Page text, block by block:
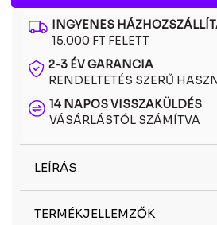
INGYENES
15.000 FT FELETT
2-3 ÉV GARANCIA
RENDELTETÉS SZERŰ
14 NAPOS VISSZAKÜLDÉS
VÁSÁRLÁSTÓL SZÁMÍTVA
LEÍRÁS
napszemüveg a tükrös lencsék
TERMÉKJELLEMZŐK